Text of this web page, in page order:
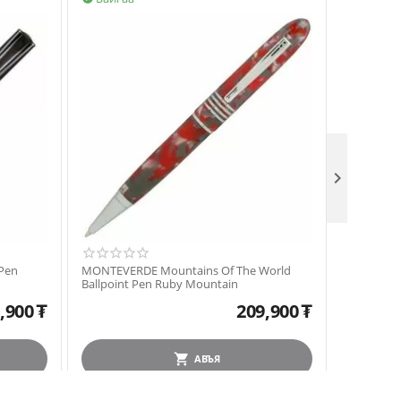
₮
MONTEVERDE Mountains Of The World
Ballpoint Pen Ruby Mountain
209,900₮
АВЪЯ
